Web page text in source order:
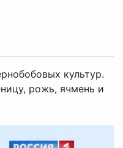
культур.
рожь, ячмень и